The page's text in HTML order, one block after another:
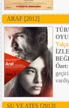
ARAF [2012]
Özet:
SU VE ATEŞ [2013]